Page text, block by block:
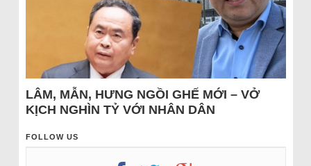
LÂM, MẪN, HƯNG NGỒI GHẾ MỚI – VỞ
KỊCH NGHÌN TỶ VỚI NHÂN DÂN
FOLLOW US